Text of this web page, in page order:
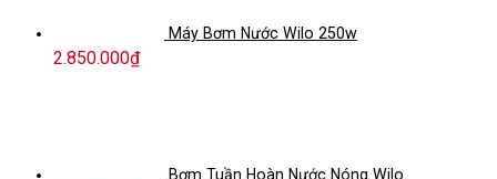
Máy Bơm Nước Wilo 250w
2.850.000₫
Bơm Tuần Hoàn Nước Nóng Wilo